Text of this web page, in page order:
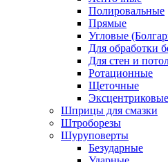
Полировальные
Прямые
Угловые
Для обработки
Для стен и
Ротационные
Щеточные
Эксцентриковые
Шприцы для смазки
Штроборезы
Шуруповерты
Безударные